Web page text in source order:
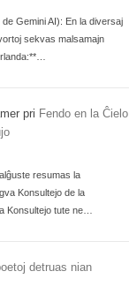
Gemini AI): En la diversaj
sekvas malsamajn
pri Fendo en la Ĉielo
resumas la
Konsultejo de la
Konsultejo tute ne…
detruas nian